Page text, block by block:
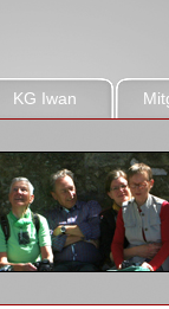
KG Iwan